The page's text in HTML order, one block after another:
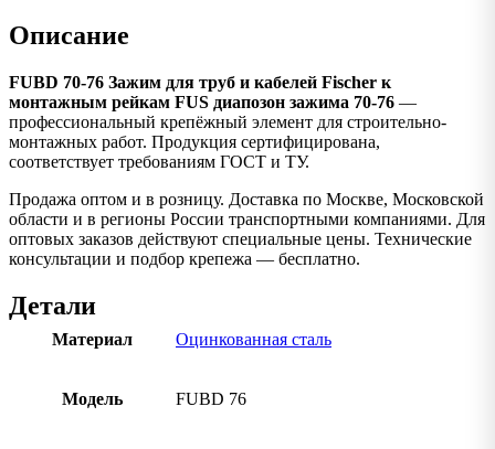
Описание
FUBD 70-76 Зажим для труб и кабелей Fischer к
монтажным рейкам FUS диапозон зажима 70-76 —
профессиональный крепёжный элемент для строительно-
монтажных работ. Продукция сертифицирована,
соответствует требованиям ГОСТ и ТУ.
Продажа оптом и в розницу. Доставка по Москве, Московской
области и в регионы России транспортными компаниями. Для
оптовых заказов действуют специальные цены. Технические
консультации и подбор крепежа — бесплатно.
Детали
Материал Оцинкованная сталь
Модель FUBD 76